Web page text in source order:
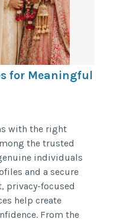
for Meaningful
with the right
the trusted
individuals
and a secure
privacy-focused
help create
From the